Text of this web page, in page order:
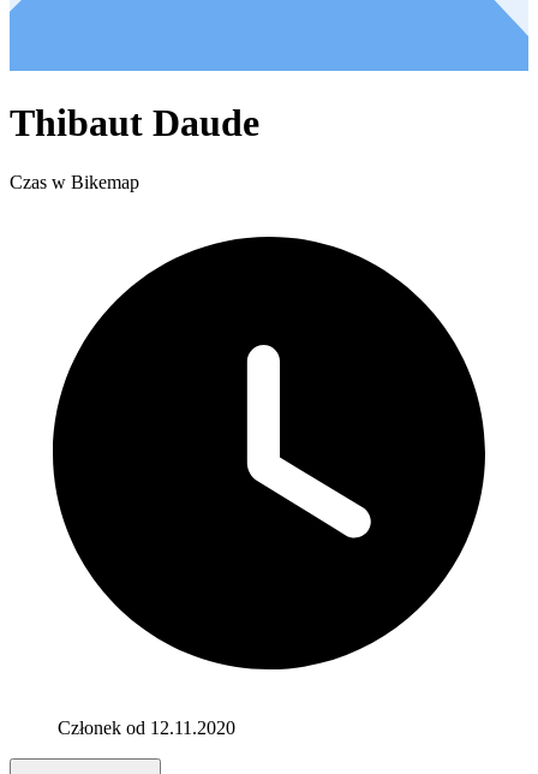
Thibaut Daude
Czas w Bikemap
Członek od 12.11.2020